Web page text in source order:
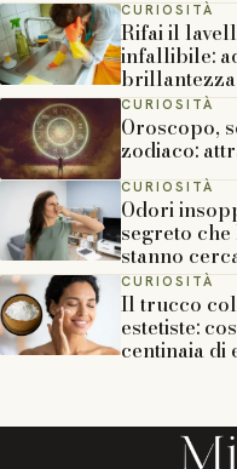
CURIOSITÀ
Rifai il
infallibile:
CURIOSITÀ
Oroscopo,
zodiaco:
CURIOSITÀ
Odori
segreto
stanno
CURIOSITÀ
Il trucco
estetiste:
centinaia di